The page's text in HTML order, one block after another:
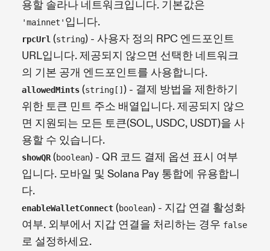
용할 솔라나 네트워크입니다. 기본값은
'mainnet' 입니다.
rpcUrl (string) - 사용자 정의 RPC 엔드포인트
URL입니다. 제공되지 않으면 선택한 네트워크
의 기본 공개 엔드포인트를 사용합니다.
allowedMints (string[] ) - 결제 방법을 제한하기
위한 토큰 민트 주소 배열입니다. 제공되지 않으
면 지원되는 모든 토큰(SOL, USDC, USDT)을 사
용할 수 있습니다.
showQR(boolean) - QR 코드 결제 옵션 표시 여부
입니다. 모바일 및 Solana Pay 통합에 유용합니
다.
enableWalletConnect (boolean) - 지갑 연결 활성화
여부. 외부에서 지갑 연결을 처리하는 경우 false
로 설정하세요.